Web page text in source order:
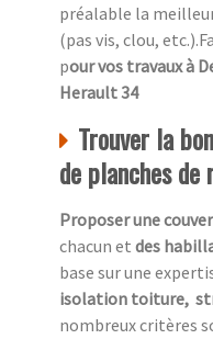
préalable la
(pas vis, clou,
pour vos travaux à
Herault 34
Trouver la
de planches
Proposer une
chacun et des
base sur une
isolation toiture,
nombreux critères